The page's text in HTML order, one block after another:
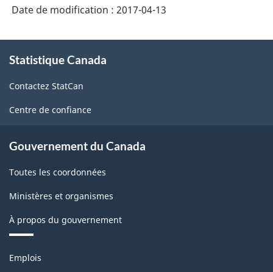
Date de modification : 2017-04-13
propos
ce
site
Statistique Canada
Contactez StatCan
Centre de confiance
Gouvernement du Canada
Toutes les coordonnées
Ministères et organismes
À propos du gouvernement
Thèmes
Emplois